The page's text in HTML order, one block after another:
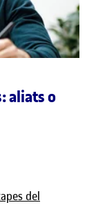
aliats o
del